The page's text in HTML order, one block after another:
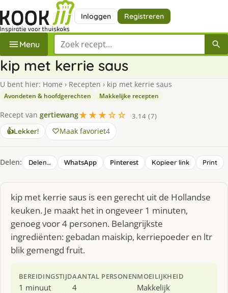
Inloggen Registreren
Menu Zoek een recept
kip met kerrie saus
U bent hier: Home › Recepten › kip met kerrie saus
Avondeten & hoofdgerechten Makkelijke recepten
Recept van gertiewang★★★☆☆
3.14 (7)
👍Lekker! Maak favoriet4
Delen: Delen… WhatsApp Pinterest Kopieer link Print
kip met kerrie saus is een gerecht uit de Hollandse
keuken. Je maakt het in ongeveer 1 minuten,
genoeg voor 4 personen. Belangrijkste
ingrediënten: gebadan maiskip, kerriepoeder en ltr
blik gemengd fruit.
BEREIDINGSTIJD
1 minuut
AANTAL PERSONEN
4
MOEILIJKHEID
Makkelijk